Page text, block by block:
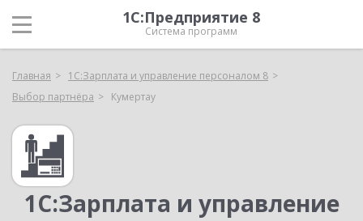
1С:Предприятие 8
Система программ
Главная
1С:Зарплата и управление персоналом 8
Выбор партнёра
Кумертау
1С:Зарплата и управление